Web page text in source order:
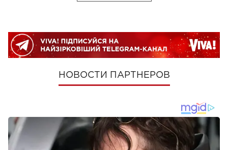
НОВОСТИ ПАРТНЕРОВ